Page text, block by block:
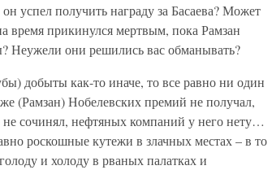
успел получить награду за Басаева? Может
время прикинулся мертвым, пока Рамзан
Неужели они решились вас обманывать?
добыты как-то иначе, то все равно ни один
(Рамзан) Нобелевских премий не получал,
сочинял, нефтяных компаний у него нету…
роскошные кутежи в злачных местах – в то
и холоду в рваных палатках и